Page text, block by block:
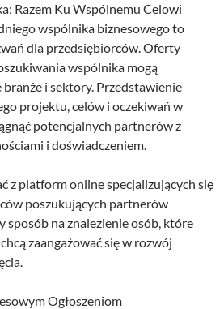
Razem Ku Wspólnemu Celowi
wspólnika biznesowego to
dla przedsiębiorców. Oferty
wspólnika mogą
i sektory. Przedstawienie
projektu, celów i oczekiwań w
potencjalnych partnerów z
i doświadczeniem.
z platform online specjalizujących się
poszukujących partnerów
sposób na znalezienie osób, które
zaangażować się w rozwój
Ogłoszeniom